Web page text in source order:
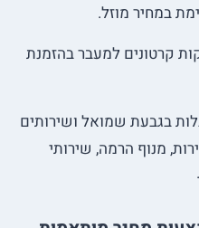
במחיר מוזל.
קרטונים למעבר בהזמנת
בגבעת שמואל ושירותים
מנוף הרמה, שירותי